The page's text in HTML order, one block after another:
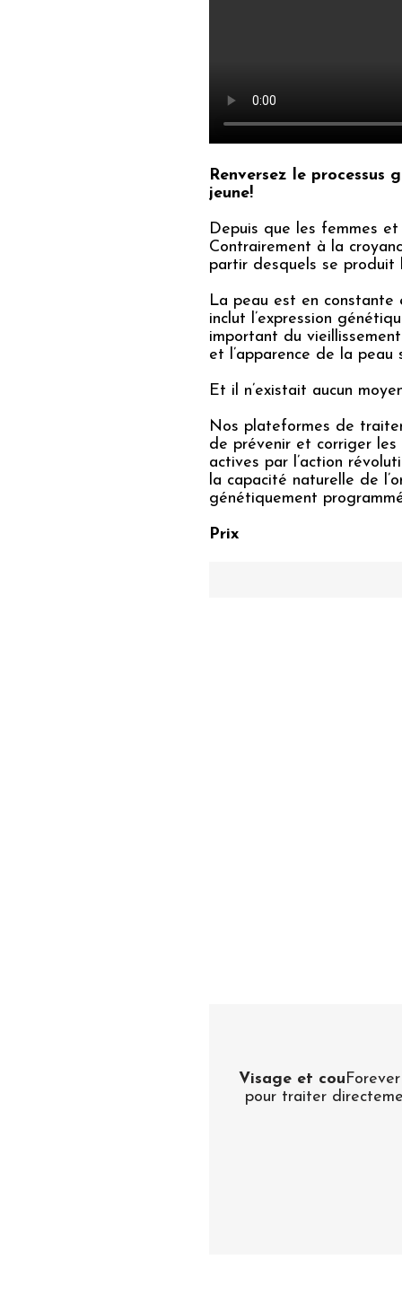
Renversez le processus
jeune!
Depuis que les femmes
Contrairement à la
partir desquels se produit
La peau est en constante
inclut l’expression
important du
et l’apparence de la peau
Et il n’existait aucun
Nos plateformes de
de prévenir et corriger
actives par l’action
la capacité naturelle de
génétiquement
Prix
Visage et cou
pour traiter